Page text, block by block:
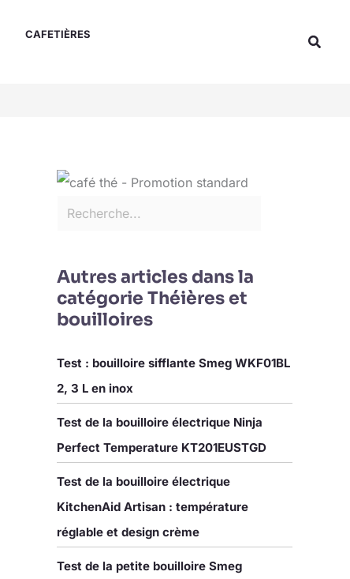
CAFETIÈRES
Autres articles dans la
catégorie Théières et
bouilloires
Test : bouilloire sifflante Smeg WKF01BL
2, 3 L en inox
Test de la bouilloire électrique Ninja
Perfect Temperature KT201EUSTGD
Test de la bouilloire électrique
KitchenAid Artisan : température
réglable et design crème
Test de la petite bouilloire Smeg